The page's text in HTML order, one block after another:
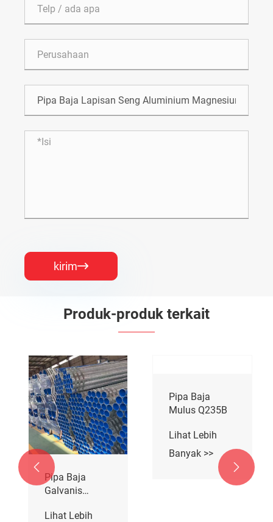
kirim
Produk-produk terkait
Pipa Baja
Galvanis
Lihat Lebih
 